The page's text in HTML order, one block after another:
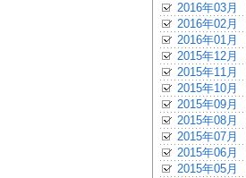
2016年03月
2016年02月
2016年01月
2015年12月
2015年11月
2015年10月
2015年09月
2015年08月
2015年07月
2015年06月
2015年05月